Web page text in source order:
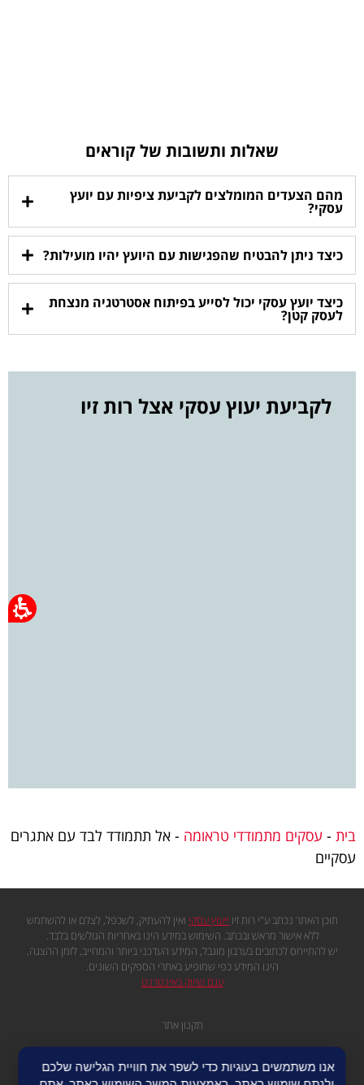
שאלות ותשובות של קוראים
מהם הצעדים המומלצים לקביעת ציפיות עם יועץ
עסקי?
כיצד ניתן להבטיח שהפגישות עם היועץ יהיו מועילות?
כיצד יועץ עסקי יכול לסייע בפיתוח אסטרטגיה מנצחת
לעסק קטן?
לקביעת יעוץ עסקי אצל רות זיו
בית - עסקים מתמודדי טראומה - אל תתמודד לבד עם אתגרים
עסקיים
תוכן האתר נכתב ע"י רות זיו ייעוץ עסקי ואין להעתיק, לשכפל, לצלם או להשתמש
ללא אישור מראש ובכתב. השימוש במידע הינו באחריות הגולשים בלבד.
יש להתייחס לכתובים בערבון מוגבל, המידע העדכני ביותר והמחייב, לזמן ההצגה,
הינו המידע כפי שמופיע באתרי הספקים השונים.
עגם שיווק באינטרנט
תקנון אתר
מפת אתר
אנו משתמשים בעוגיות כדי לשפר את חוויית הגלישה שלכם